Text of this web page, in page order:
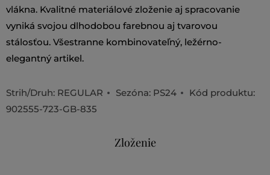
vlákna. Kvalitné materiálové zloženie aj spracovanie
vyniká svojou dlhodobou farebnou aj tvarovou
stálosťou. Všestranne kombinovateľný, ležérno-
elegantný artikel.
Strih/Druh: REGULAR Sezóna: PS24
Kód produktu:
902555-723-GB-835
Zloženie